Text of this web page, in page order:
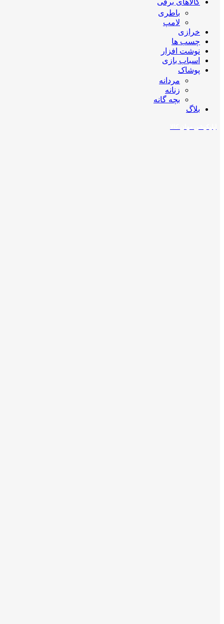
کالاهای برقی
باطری
لامپ
خرازی
چسب ها
نوشت افزار
اسباب بازی
پوشاک
مردانه
زنانه
بچه گانه
بلاگ